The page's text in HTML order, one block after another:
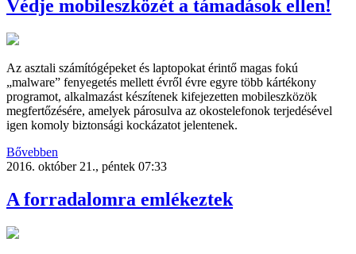
Védje mobileszközét a támadások ellen!
Az asztali számítógépeket és laptopokat érintő magas fokú
„malware” fenyegetés mellett évről évre egyre több kártékony
programot, alkalmazást készítenek kifejezetten mobileszközök
megfertőzésére, amelyek párosulva az okostelefonok terjedésével
igen komoly biztonsági kockázatot jelentenek.
Bővebben
2016. október 21., péntek 07:33
A forradalomra emlékeztek